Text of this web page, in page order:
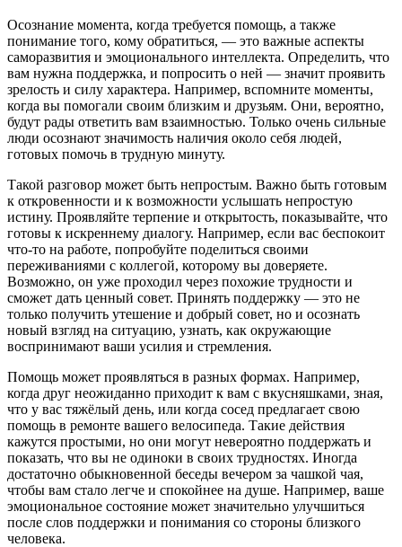
Осознание момента, когда требуется помощь, а также
понимание того, кому обратиться, — это важные аспекты
саморазвития и эмоционального интеллекта. Определить, что
вам нужна поддержка, и попросить о ней — значит проявить
зрелость и силу характера. Например, вспомните моменты,
когда вы помогали своим близким и друзьям. Они, вероятно,
будут рады ответить вам взаимностью. Только очень сильные
люди осознают значимость наличия около себя людей,
готовых помочь в трудную минуту.
Такой разговор может быть непростым. Важно быть готовым
к откровенности и к возможности услышать непростую
истину. Проявляйте терпение и открытость, показывайте, что
готовы к искреннему диалогу. Например, если вас беспокоит
что-то на работе, попробуйте поделиться своими
переживаниями с коллегой, которому вы доверяете.
Возможно, он уже проходил через похожие трудности и
сможет дать ценный совет. Принять поддержку — это не
только получить утешение и добрый совет, но и осознать
новый взгляд на ситуацию, узнать, как окружающие
воспринимают ваши усилия и стремления.
Помощь может проявляться в разных формах. Например,
когда друг неожиданно приходит к вам с вкусняшками, зная,
что у вас тяжёлый день, или когда сосед предлагает свою
помощь в ремонте вашего велосипеда. Такие действия
кажутся простыми, но они могут невероятно поддержать и
показать, что вы не одиноки в своих трудностях. Иногда
достаточно обыкновенной беседы вечером за чашкой чая,
чтобы вам стало легче и спокойнее на душе. Например, ваше
эмоциональное состояние может значительно улучшиться
после слов поддержки и понимания со стороны близкого
человека.